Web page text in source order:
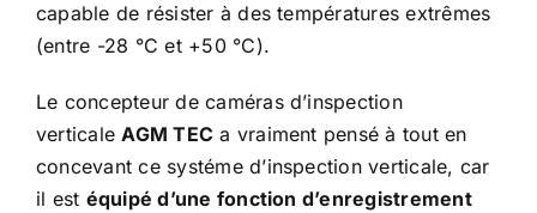
capable de résister à des températures extrêmes
(entre -28 °C et +50 °C).
Le concepteur de caméras d’inspection
verticaleAGM TEC a vraiment pensé à tout en
concevant ce systéme d’inspection verticale, car
il est équipé d’une fonction d’enregistrement